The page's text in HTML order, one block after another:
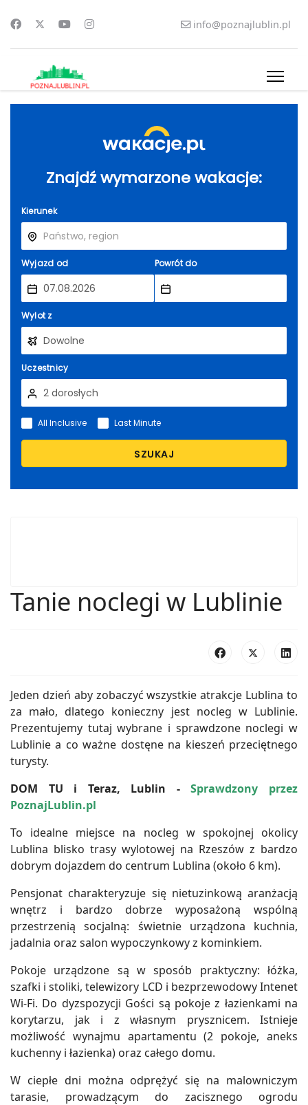
info@poznajlublin.pl
Znajdź wymarzone wakacje:
Kierunek
Wyjazd od Powrót do
Wylot z
Uczestnicy
SZUKAJ
All Inclusive Last Minute
Tanie noclegi w Lublinie
Jeden dzień aby zobaczyć wszystkie atrakcje Lublina to
za mało, dlatego konieczny jest nocleg w Lublinie.
Prezentujemy tutaj wybrane i sprawdzone noclegi w
Lublinie a co ważne dostęne na kieszeń przeciętnego
turysty.
DOM TU i Teraz, Lublin -Sprawdzony przez
PoznajLublin.pl
To idealne miejsce na nocleg w spokojnej okolicy
Lublina blisko trasy wylotowej na Rzeszów z bardzo
dobrym dojazdem do centrum Lublina (około 6 km).
Pensjonat charakteryzuje się nietuzinkową aranżacją
wnętrz i bardzo dobrze wyposażoną wspólną
przestrzenią socjalną: świetnie urządzona kuchnia,
jadalnia oraz salon wypoczynkowy z kominkiem.
Pokoje urządzone są w sposób praktyczny: łóżka,
szafki i stoliki, telewizory LCD i bezprzewodowy Intenet
Wi-Fi. Do dyzspozycji Gości są pokoje z łazienkami na
korytarzu, jak i z własnym prysznicem. Istnieje
możliwość wynajmu apartamentu (2 pokoje, aneks
kuchenny i łazienka) oraz całego domu.
W ciepłe dni można odprężyć się na malowniczym
tarasie, prowadzącym do zacisznego ogrodu